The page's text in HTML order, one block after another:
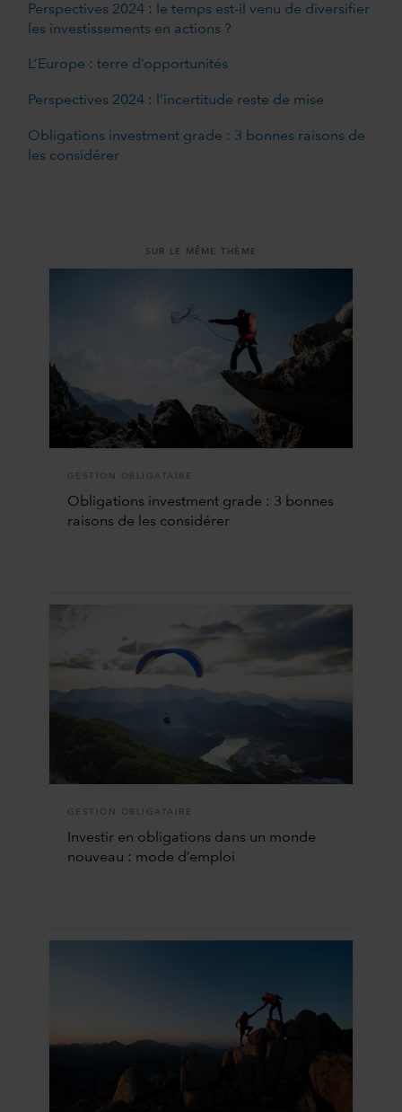
Perspectives 2024 : le temps est-il venu de diversifier
les investissements en actions ?
L’Europe : terre d’opportunités
Perspectives 2024 : l’incertitude reste de mise
Obligations investment grade : 3 bonnes raisons de
les considérer
SUR LE MÊME THÈME
GESTION OBLIGATAIRE
Obligations investment grade : 3 bonnes
raisons de les considérer
GESTION OBLIGATAIRE
Investir en obligations dans un monde
nouveau : mode d’emploi